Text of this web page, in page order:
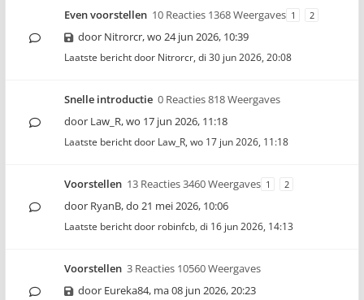
Even voorstellen 10 Reacties 1368 Weergaves 1 2
door Nitrorcr,wo 24 jun 2026, 10:39
Laatste bericht door Nitrorcr, di 30 jun 2026, 20:08
Snelle introductie 0 Reacties 818 Weergaves
door Law_R,wo 17 jun 2026, 11:18
Laatste bericht door Law_R, wo 17 jun 2026, 11:18
Voorstellen 13 Reacties 3460 Weergaves 1 2
door RyanB,do 21 mei 2026, 10:06
Laatste bericht door robinfcb, di 16 jun 2026, 14:13
Voorstellen 3 Reacties 10560 Weergaves
door Eureka84, ma 08 jun 2026, 20:23